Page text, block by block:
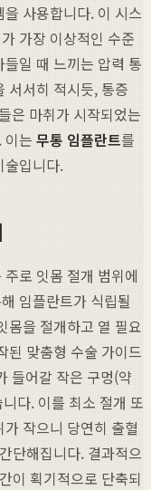
사용합니다. 이 시스
가장 이상적인 수준
일 때 느끼는 압력 통
서서히 적시듯, 통증
은 마취가 시작되었는
이는 무통 임플란트를
술입니다.
로 잇몸 절개 범위에
임플란트가 식립될
몸을 절개하고 열 필요
된 맞춤형 수술 가이드
들어갈 작은 구멍(약
다. 이를 최소 절개 또
작으니 당연히 출혈
단해집니다. 결과적으
이 획기적으로 단축되